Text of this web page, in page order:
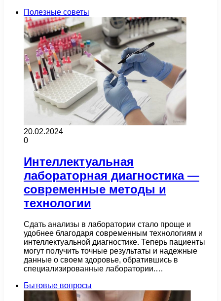
Полезные советы
20.02.2024
0
Интеллектуальная
лабораторная диагностика —
современные методы и
технологии
Сдать анализы в лаборатории стало проще и
удобнее благодаря современным технологиям и
интеллектуальной диагностике. Теперь пациенты
могут получить точные результаты и надежные
данные о своем здоровье, обратившись в
специализированные лаборатории.…
Бытовые вопросы